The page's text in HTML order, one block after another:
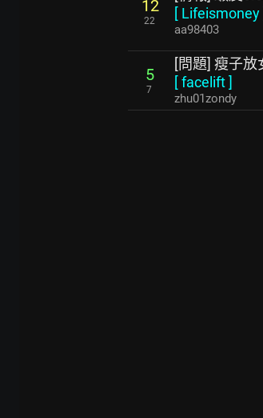
12
22
[ Lifeismoney
aa98403
5
7
[問題] 瘦子
[facelift]
zhu01zondy